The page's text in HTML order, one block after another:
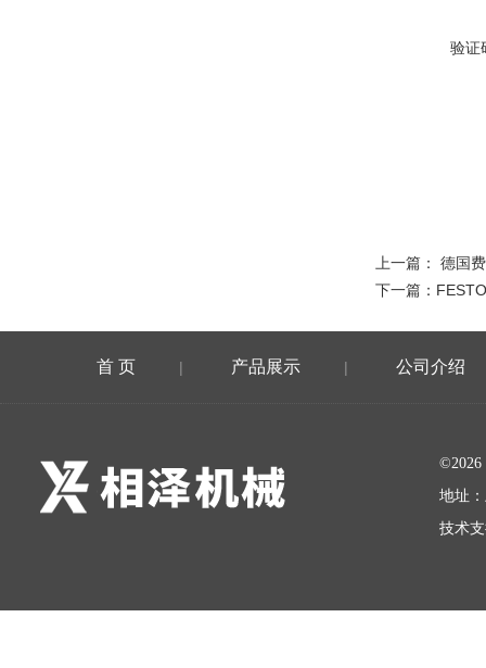
验证
上一篇： 德国
下一篇：
首 页 | 产品展示 | 公司介绍
地址
技术